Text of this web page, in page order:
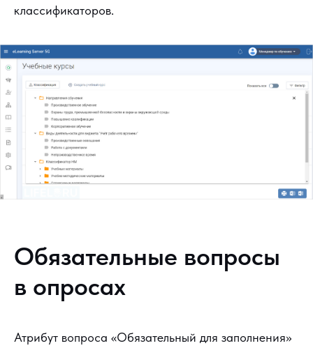
классификаторов.
Обязательные вопросы
в опросах
Атрибут вопроса «Обязательный для заполнения»